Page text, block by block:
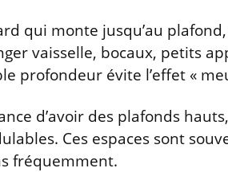
qui monte jusqu’au
vaisselle, bocaux, petits
profondeur évite l’effet «
d’avoir des plafonds
Ces espaces sont
fréquemment.